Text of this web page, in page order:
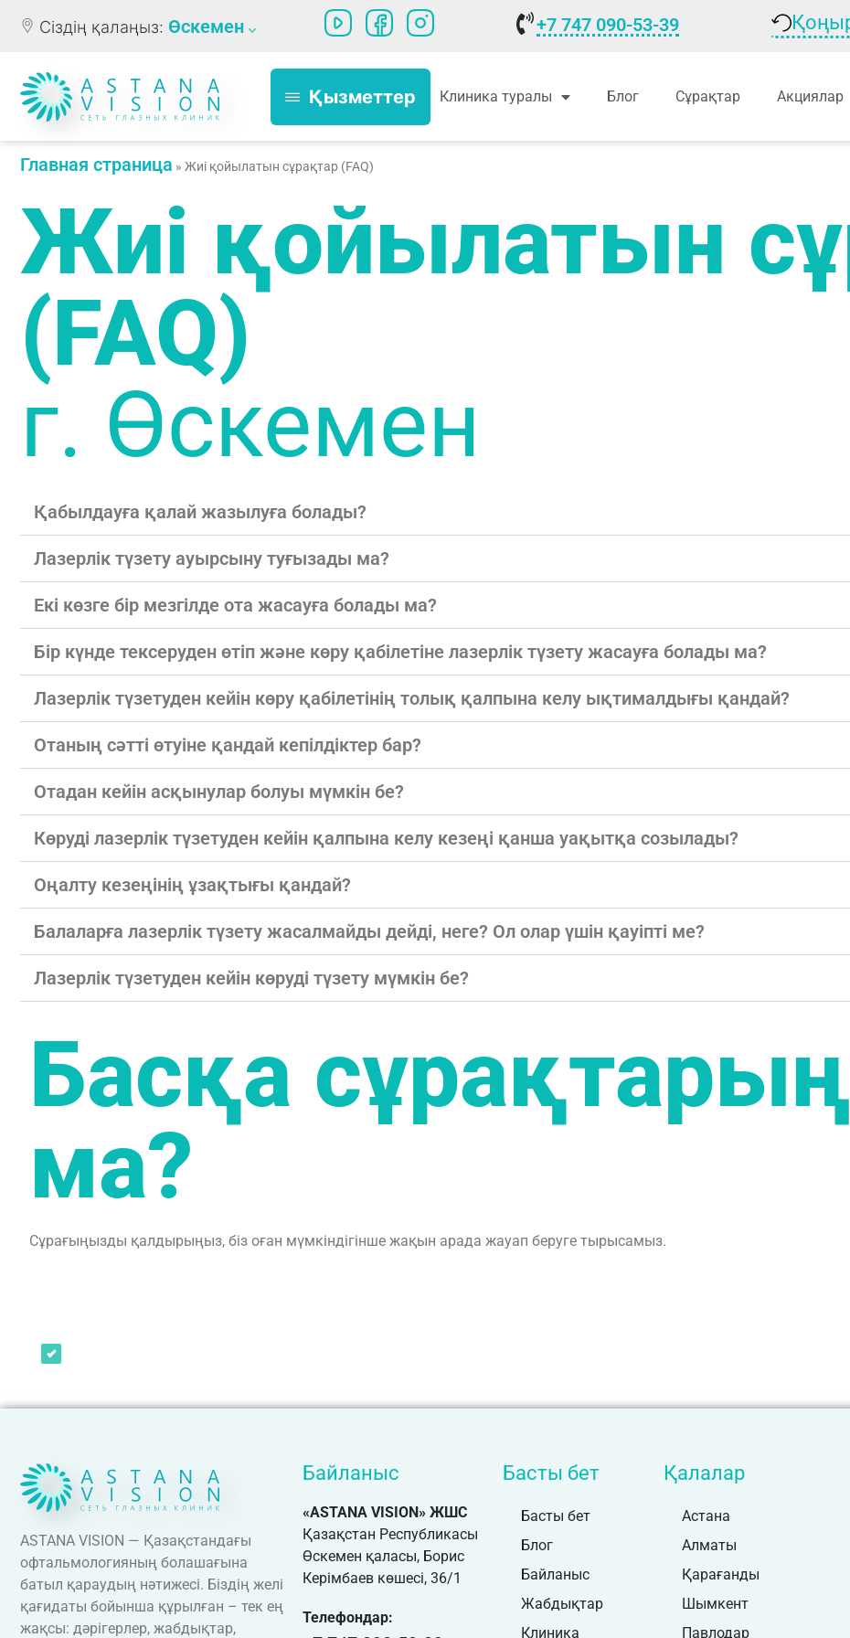
Сіздің қалаңыз: Өскемен +7 747 090-53-39
Қызметтер Клиника туралы Блог Сұрақтар Акциялар
Главная страница » Жиі қойылатын сұрақтар (FAQ)
Жиі қойылатын
(FAQ)
г. Өскемен
Қабылдауға қалай жазылуға болады?
Лазерлік түзету ауырсыну туғызады ма?
Екі көзге бір мезгілде ота жасауға болады ма?
Бір күнде тексеруден өтіп және көру қабілетіне лазерлік түзету жасауға болады ма?
Лазерлік түзетуден кейін көру қабілетінің толық қалпына келу ықтималдығы қандай?
Отаның сәтті өтуіне қандай кепілдіктер бар?
Отадан кейін асқынулар болуы мүмкін бе?
Көруді лазерлік түзетуден кейін қалпына келу кезеңі қанша уақытқа созылады?
Оңалту кезеңінің ұзақтығы қандай?
Балаларға лазерлік түзету жасалмайды дейді, неге? Ол олар үшін қауіпті ме?
Лазерлік түзетуден кейін көруді түзету мүмкін бе?
Басқа
ма?
Сұрағыңызды қалдырыңыз, біз оған мүмкіндігінше жақын арада жауап беруге тырысамыз.
ASTANA VISION — Қазақстандағы
офтальмологияның болашағына
батыл қараудың нәтижесі. Біздің желі
қағидаты бойынша құрылған – тек ең
жақсы: дәрігерлер, жабдықтар,
Байланыс
«ASTANA VISION» ЖШС
Қазақстан Республикасы
Өскемен қаласы, Борис
Керімбаев көшесі, 36/1
Телефондар:
Басты бет
Басты бет
Блог
Байланыс
Жабдықтар
Клиника
Қалалар
Астана
Алматы
Қарағанды
Шымкент
Павлодар